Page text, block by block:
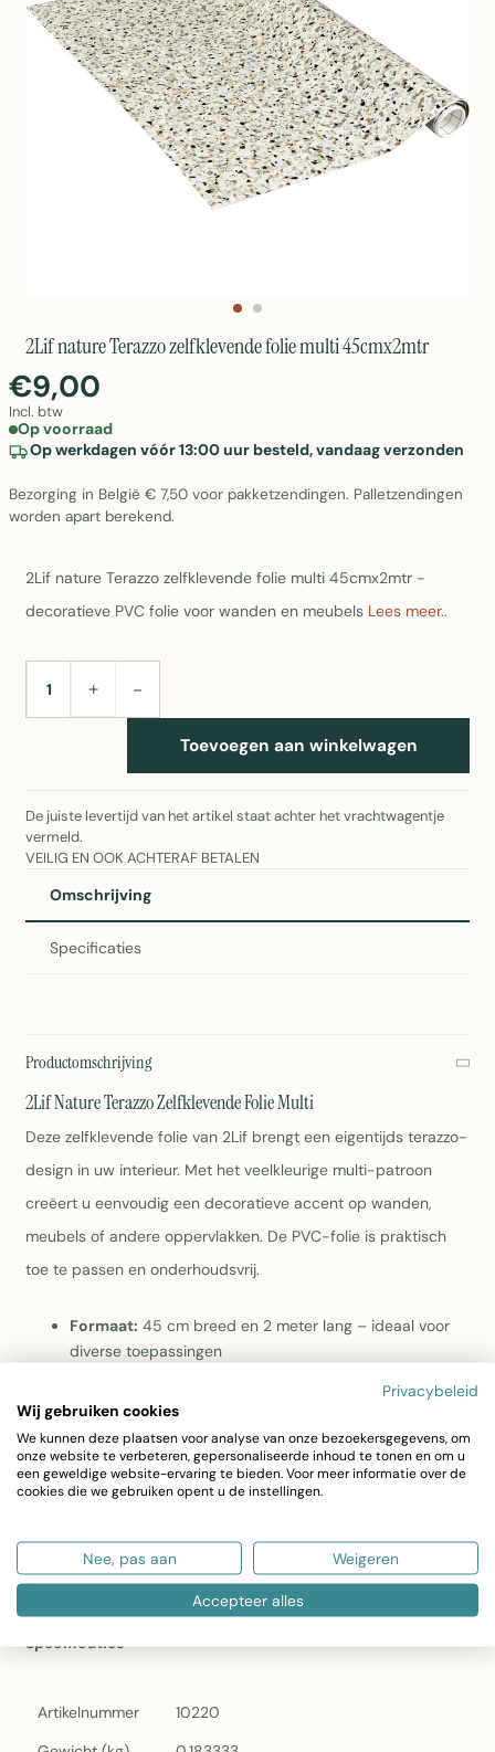
2Lif nature Terazzo zelfklevende folie multi 45cmx2mtr
€9,00
Incl. btw
Op voorraad
Op werkdagen vóór 13:00 uur besteld, vandaag verzonden
Bezorging in België € 7,50 voor pakketzendingen. Palletzendingen
worden apart berekend.
2Lif nature Terazzo zelfklevende folie multi 45cmx2mtr -
decoratieve PVC folie voor wanden en meubels Lees meer..
AANTAL+ −
Toevoegen aan winkelwagen
De juiste levertijd van het artikel staat achter het vrachtwagentje
vermeld.
VEILIG EN OOK ACHTERAF BETALEN
Omschrijving
Specificaties
Productomschrijving
2Lif Nature Terazzo Zelfklevende Folie Multi
Deze zelfklevende folie van 2Lif brengt een eigentijds terazzo-
design in uw interieur. Met het veelkleurige multi-patroon
creëert u eenvoudig een decoratieve accent op wanden,
meubels of andere oppervlakken. De PVC-folie is praktisch
toe te passen en onderhoudsvrij.
Formaat: 45 cm breed en 2 meter lang – ideaal voor
diverse toepassingen
voor gemakkelijke aanbrenging
een moderne, verfijnde uitstraling
Onderhoud:Eenvoudig schoon te maken met een
vochtige doek
Nature Terazzo Zelfklevende Folie Mini rol multi 45cmx2mtr
Specificaties
Artikelnummer
10220
Privacybeleid
Wij gebruiken cookies
We kunnen deze plaatsen voor analyse van onze bezoekersgegevens, om
onze website te verbeteren, gepersonaliseerde inhoud te tonen en om u
een geweldige website-ervaring te bieden. Voor meer informatie over de
cookies die we gebruiken opent u de instellingen.
Nee, pas aan Weigeren
Accepteer alles